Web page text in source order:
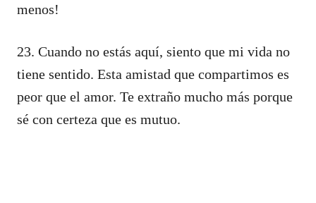
menos!
23. Cuando no estás aquí, siento que mi vida no
tiene sentido. Esta amistad que compartimos es
peor que el amor. Te extraño mucho más porque
sé con certeza que es mutuo.